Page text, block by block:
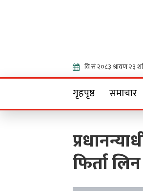
गृहपृष्ठ समाचार
फिर्ता